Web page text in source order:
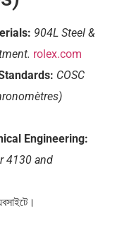
904L Steel &
rolex.com
COSC
Engineering:
4130 and